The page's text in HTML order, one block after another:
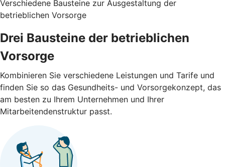
Verschiedene Bausteine zur Ausgestaltung der
betrieblichen Vorsorge
Drei Bausteine der betrieblichen
Vorsorge
Kombinieren Sie verschiedene Leistungen und Tarife und
finden Sie so das Gesundheits- und Vorsorgekonzept, das
am besten zu Ihrem Unternehmen und Ihrer
Mitarbeitendenstruktur passt.